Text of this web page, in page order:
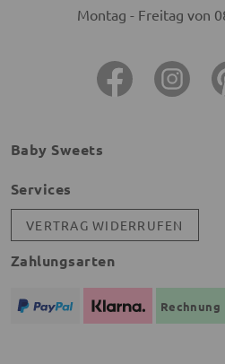
Montag - Freitag von
Baby Sweets
Services
VERTRAG WIDERRUFEN
Zahlungsarten
Rechnung